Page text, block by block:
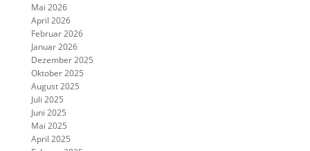
Mai 2026
April 2026
Februar 2026
Januar 2026
Dezember 2025
Oktober 2025
August 2025
Juli 2025
Juni 2025
Mai 2025
April 2025